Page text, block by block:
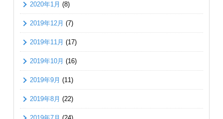
2020年1月 (8)
2019年12月 (7)
2019年11月 (17)
2019年10月 (16)
2019年9月 (11)
2019年8月 (22)